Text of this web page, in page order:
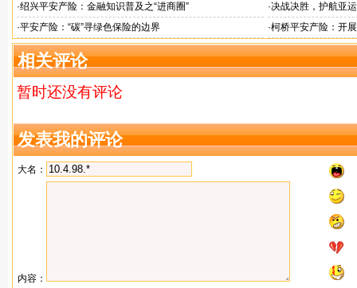
·绍兴平安产险：金融知识普及之“进商圈” ·决战决胜，护航亚
·平安产险：“碳”寻绿色保险的边界 ·柯桥平安产险：开
相关评论
暂时还没有评论
发表我的评论
大名：
内容：